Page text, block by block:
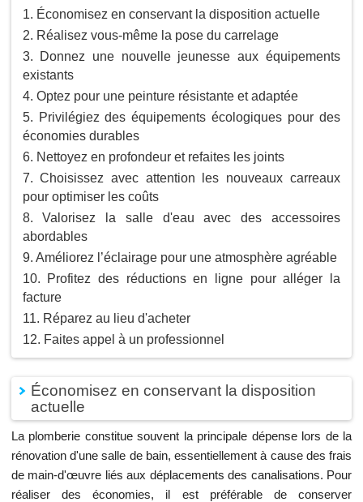
Économisez en conservant la disposition actuelle
Réalisez vous-même la pose du carrelage
Donnez une nouvelle jeunesse aux équipements
existants
Optez pour une peinture résistante et adaptée
Privilégiez des équipements écologiques pour des
économies durables
Nettoyez en profondeur et refaites les joints
Choisissez avec attention les nouveaux carreaux
pour optimiser les coûts
Valorisez la salle d'eau avec des accessoires
abordables
Améliorez l’éclairage pour une atmosphère agréable
Profitez des réductions en ligne pour alléger la
facture
Réparez au lieu d'acheter
Faites appel à un professionnel
Économisez en conservant la disposition
actuelle
La plomberie constitue souvent la principale dépense lors de la
rénovation d'une salle de bain, essentiellement à cause des frais
de main-d'œuvre liés aux déplacements des canalisations. Pour
réaliser des économies, il est préférable de conserver